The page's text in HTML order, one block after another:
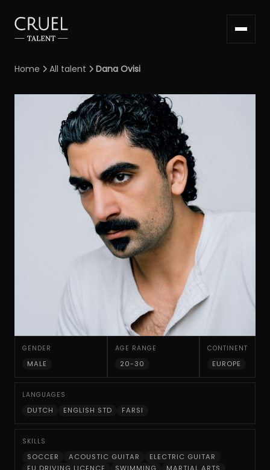
Home All talent Dana Ovisi
GENDER
MALE
AGE RANGE
20-30
CONTINENT
EUROPE
LANGUAGES
DUTCH ENGLISH STD FARSI
SKILLS
SOCCER ACOUSTIC GUITAR
ELECTRIC GUITAR